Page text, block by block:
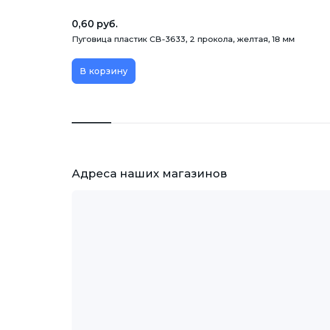
0,60 руб.
Пуговица пластик CB-3633, 2 прокола, желтая, 18 мм
В корзину
Адреса наших магазинов